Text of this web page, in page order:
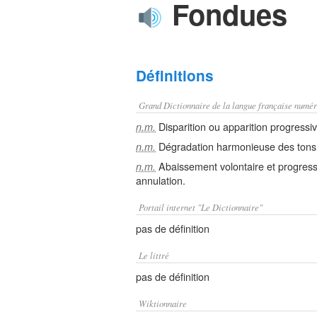
Fondues
Définitions
Grand Dictionnaire de la langue française
n.m. Disparition ou apparition
n.m. Dégradation harmonieuse des
n.m. Abaissement volontaire et
annulation.
Portail internet "Le Dictionnaire"
pas de définition
Le littré
pas de définition
Wiktionnaire